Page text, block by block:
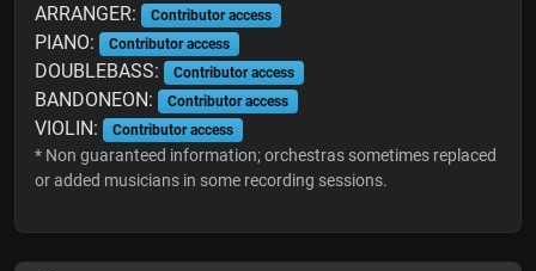
ARRANGER: Contributor access
PIANO: Contributor access
DOUBLEBASS: Contributor access
BANDONEON: Contributor access
VIOLIN: Contributor access
* Non guaranteed information; orchestras sometimes replaced
or added musicians in some recording sessions.